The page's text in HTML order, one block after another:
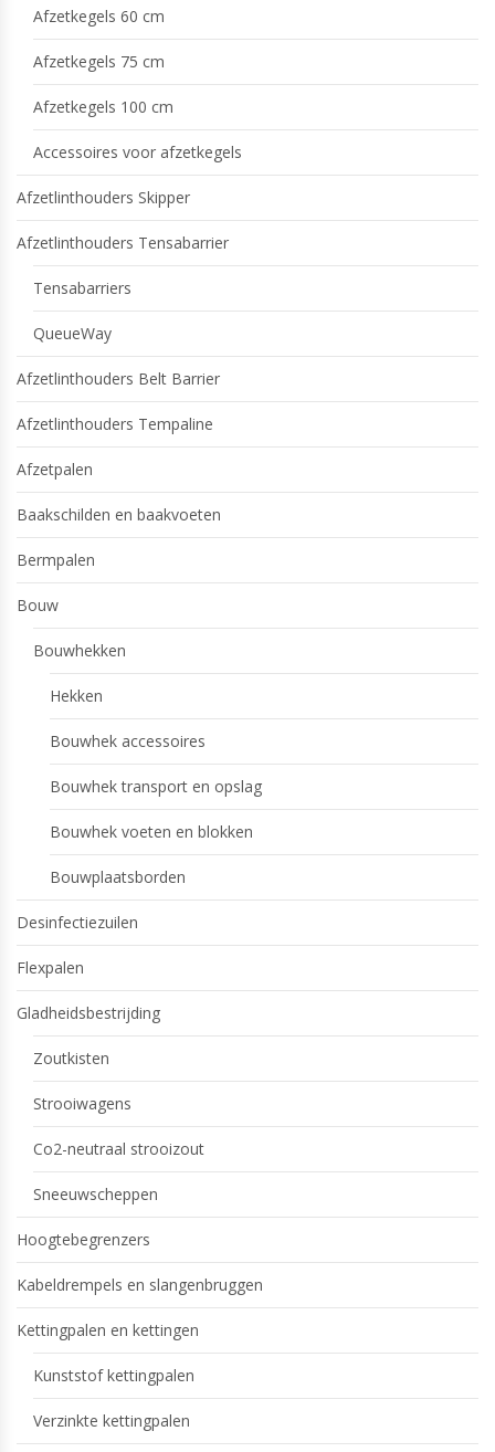
Afzetkegels 60 cm
Afzetkegels 75 cm
Afzetkegels 100 cm
Accessoires voor afzetkegels
Afzetlinthouders Skipper
Afzetlinthouders Tensabarrier
Tensabarriers
QueueWay
Afzetlinthouders Belt Barrier
Afzetlinthouders Tempaline
Afzetpalen
Baakschilden en baakvoeten
Bermpalen
Bouw
Bouwhekken
Hekken
Bouwhek accessoires
Bouwhek transport en opslag
Bouwhek voeten en blokken
Bouwplaatsborden
Desinfectiezuilen
Flexpalen
Gladheidsbestrijding
Zoutkisten
Strooiwagens
Co2-neutraal strooizout
Sneeuwscheppen
Hoogtebegrenzers
Kabeldrempels en slangenbruggen
Kettingpalen en kettingen
Kunststof kettingpalen
Verzinkte kettingpalen